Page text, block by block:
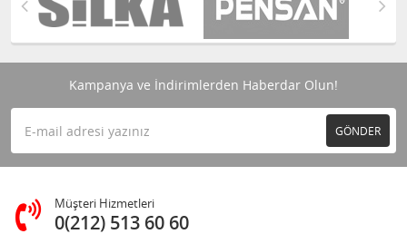
Kampanya ve İndirimlerden Haberdar Olun!
GÖNDER
Müşteri Hizmetleri
0(212) 513 60 60